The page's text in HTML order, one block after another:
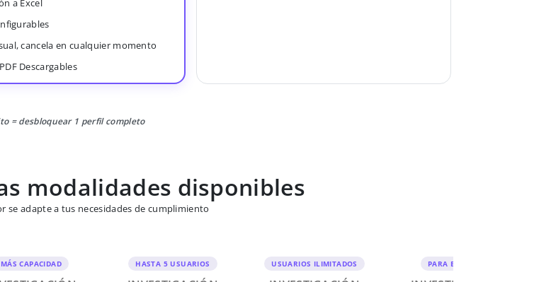
a Excel
cancela en cualquier momento
Descargables
= desbloquear 1 perfil completo
modalidades disponibles
se adapte a tus necesidades de cumplimiento
MÁS CAPACIDAD HASTA 5 USUARIOS USUARIOS ILIMITADOS PARA EQUIPOS